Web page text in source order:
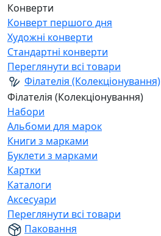
Конверти
Конверт першого дня
Художні конверти
Стандартні конверти
Переглянути всі товари
Філателія (Колекціонування)
Філателія (Колекціонування)
Набори
Альбоми для марок
Книги з марками
Буклети з марками
Картки
Каталоги
Аксесуари
Переглянути всі товари
Паковання